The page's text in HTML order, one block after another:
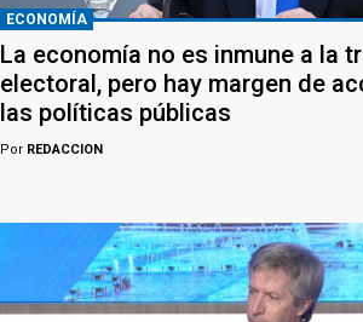
ECONOMÍA
La economía no es inmune a la
electoral, pero hay margen de
las políticas públicas
Por REDACCION